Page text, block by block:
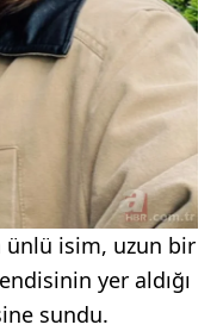
ünlü isim, uzun bir
yer aldığı
sundu.